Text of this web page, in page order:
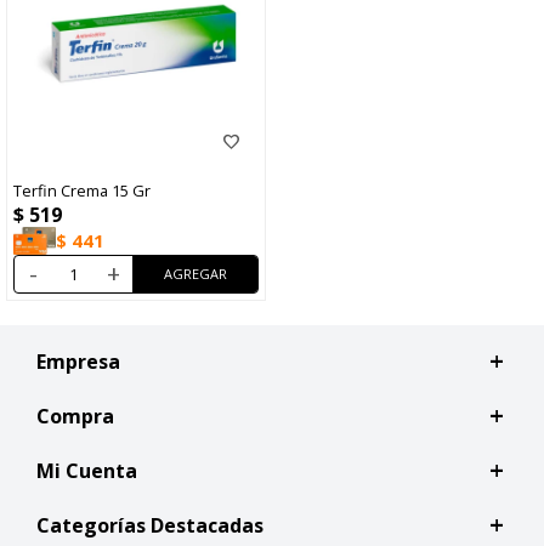
Terfin Crema 15 Gr
$ 519
$ 441
- +
Empresa
Compra
Mi Cuenta
Categorías Destacadas